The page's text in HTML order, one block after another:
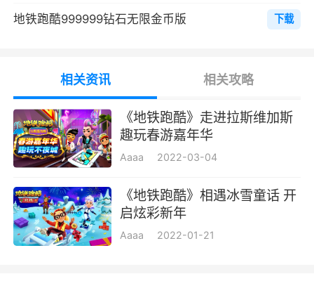
望多加一点不克金就能获得的装扮不是说不要必
须克金的，只是如果能有一些用金币，要是买的
这个了。当然，这个是我个人观点，只是希望官
方改进。🙏🏻🙏🏻🙏🏻
3、这里的场景是在一条地铁路，超多的障
碍物会阻挡着你前进，你只需要不断的跑酷注意
沿路会有很多的金币可以收集，还有很多的道具
可以领取，在跑酷的途中可以为你加速前进
地铁跑酷999999钻石无限金币版 下载
相关资讯 相关攻略
​《地铁跑酷》走进拉斯维加斯
趣玩春游嘉年华
Aaaa 2022-03-04
《地铁跑酷》相遇冰雪童话 开
启炫彩新年
Aaaa 2022-01-21